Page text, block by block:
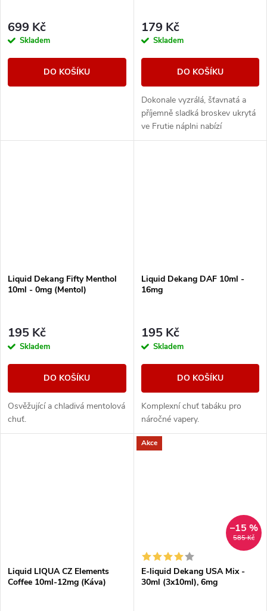
699 Kč
Skladem
DO KOŠÍKU
179 Kč
Skladem
DO KOŠÍKU
Dokonale vyzrálá, šťavnatá a
příjemně sladká broskev ukrytá
ve Frutie náplni nabízí
autentickou ovocnou příchuť.
Liquid Dekang Fifty Menthol
10ml - 0mg (Mentol)
195 Kč
Skladem
DO KOŠÍKU
Osvěžující a chladivá mentolová
chuť.
Liquid Dekang DAF 10ml -
16mg
195 Kč
Skladem
DO KOŠÍKU
Komplexní chuť tabáku pro
náročné vapery.
Liquid LIQUA CZ Elements
Coffee 10ml-12mg (Káva)
Akce
585 Kč
–15 %
E-liquid Dekang USA Mix -
30ml (3x10ml), 6mg